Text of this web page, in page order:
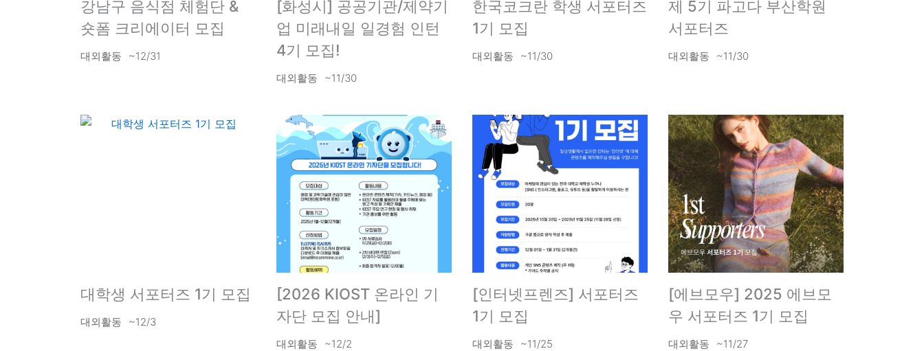
강남구 음식점 체험단 &
숏폼 크리에이터 모집
대외활동 ~12/31
[화성시] 공공기관/제약기
업 미래내일 일경험 인턴
4기 모집!
대외활동 ~11/30
한국코크란 학생 서포터즈
1기 모집
대외활동 ~11/30
제 5기 파고다 부산학원
서포터즈
대외활동 ~11/30
대학생 서포터즈 1기 모집
대외활동 ~12/3
[2026 KIOST 온라인 기
자단 모집 안내]
대외활동 ~12/2
[인터넷프렌즈] 서포터즈
1기 모집
대외활동 ~11/25
[에브모우] 2025 에브모
우 서포터즈 1기 모집
대외활동 ~11/27